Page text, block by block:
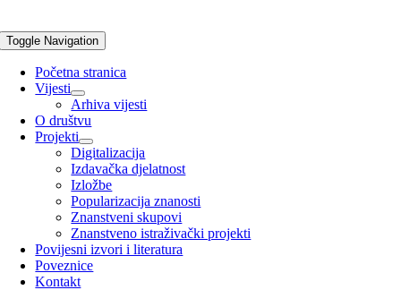
Toggle Navigation
Početna stranica
Vijesti
Arhiva vijesti
O društvu
Projekti
Digitalizacija
Izdavačka djelatnost
Izložbe
Popularizacija znanosti
Znanstveni skupovi
Znanstveno istraživački projekti
Povijesni izvori i literatura
Poveznice
Kontakt